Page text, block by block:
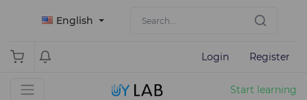
English
Login Register
Start learning